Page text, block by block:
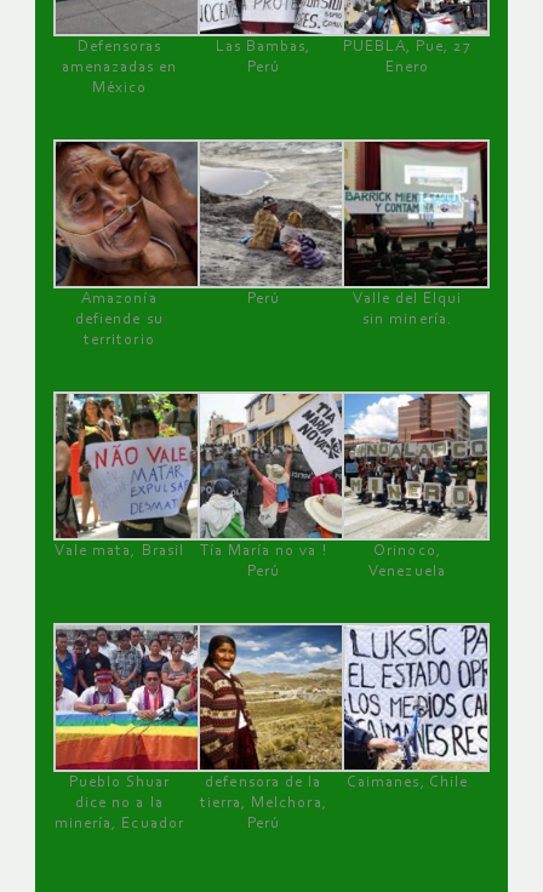
Defensoras
amenazadas en
México
Las Bambas,
Perú
PUEBLA, Pue, 27
Enero
Amazonía
defiende su
territorio
Perú
Valle del Elqui
sin minería.
Vale mata, Brasil
Tía María no va !
Perú
Orinoco,
Venezuela
Pueblo Shuar
dice no a la
minería, Ecuador
defensora de la
tierra, Melchora,
Perú
Caimanes, Chile